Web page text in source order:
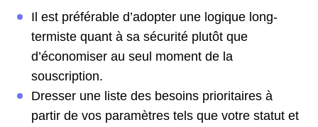
Il est préférable d’adopter une logique long-
termiste quant à sa sécurité plutôt que
d’économiser au seul moment de la
souscription.
Dresser une liste des besoins prioritaires à
partir de vos paramètres tels que votre statut et